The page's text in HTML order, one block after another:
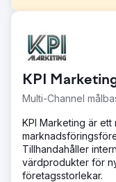
Body Sense Day
fullservicebyrå
uppfylla
Lösning
Vi byggde om
system, klubbade
fullservice digital
medier
över sju år.
KPI
Multi-Channel
KPI Marketing är ett
Tillhandahåller
värdprodukter för
företagsstorlekar.